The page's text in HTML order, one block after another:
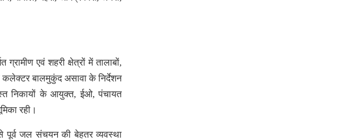
एवं शहरी क्षेत्रों में तालाबों,
बालमुकुंद असावा के निर्देशन
निकायों के आयुक्त, ईओ, पंचायत
रही।
पूर्व जल संचयन की बेहतर व्यवस्था